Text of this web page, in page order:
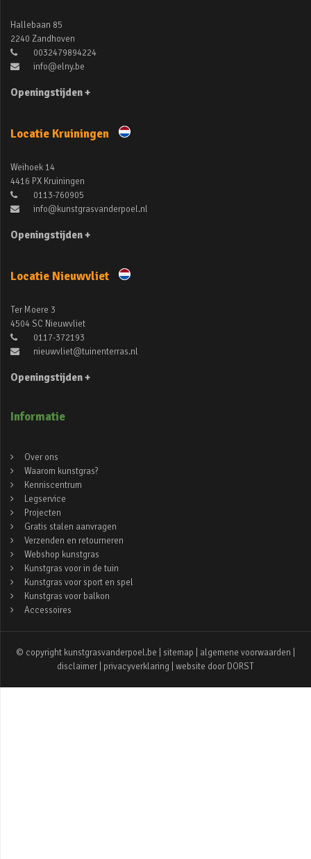
Hallebaan 85
2240 Zandhoven
0032479894224
info@elny.be
Openingstijden +
Locatie Kruiningen
Weihoek 14
4416 PX Kruiningen
0113-760905
info@kunstgrasvanderpoel.nl
Openingstijden +
Locatie Nieuwvliet
Ter Moere 3
4504 SC Nieuwvliet
0117-372193
nieuwvliet@tuinenterras.nl
Openingstijden +
Informatie
Over ons
Waarom kunstgras?
Kenniscentrum
Legservice
Projecten
Gratis stalen aanvragen
Verzenden en retourneren
Webshop kunstgras
Kunstgras voor in de tuin
Kunstgras voor sport en spel
Kunstgras voor balkon
Accessoires
© copyright kunstgrasvanderpoel.be | sitemap algemene voorwaarden
disclaimer
privacyverklaring | website door DORST